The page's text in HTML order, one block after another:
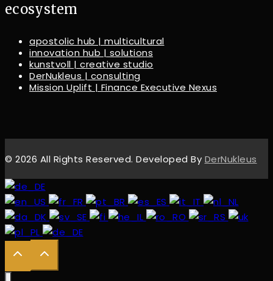
ecosystem
apostolic hub | multicultural
innovation hub | solutions
kunstvoll | creative studio
DerNukleus | consulting
Mission Uplift | Finance Executive Nexus
© 2026 All Rights Reserved. Developed By DerNukleus